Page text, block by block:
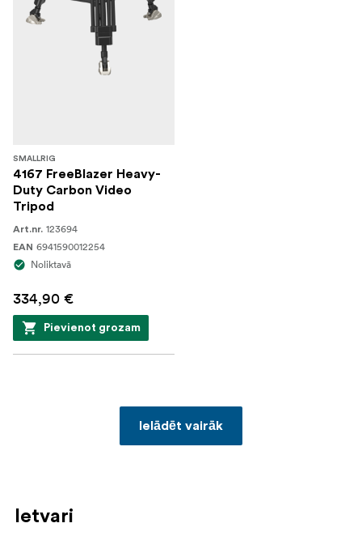
SMALLRIG
4167 FreeBlazer Heavy-
Duty Carbon Video
Tripod
Art.nr. 123694
EAN 6941590012254
Noliktavā
334,90 €
Pievienot grozam
Ielādēt vairāk
Ietvari